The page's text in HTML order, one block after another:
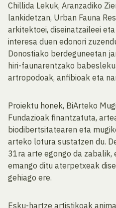
Chillida Lekuk, Aranzadiko
lankidetzan, Urban Fauna
arkitektoei, diseinatzaileei
interesa duen edonori
Donostiako berdeguneetan
hiri-faunarentzako
artropodoak, anfibioak eta
Proiektu honek, BiArteko
Fundazioak finantzatuta,
biodibertsitatearen eta
arteko lotura sustatzen du.
31ra arte egongo da
emango ditu aterpetxeak
gehiago ere.
Esku-hartze artistikoak